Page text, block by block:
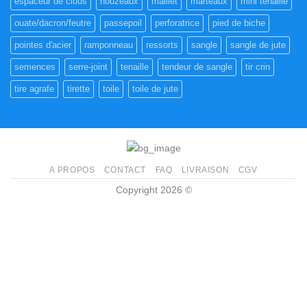
ouate/dacron/feutre passepoil perforatrice pied de biche
pointes d'acier ramponneau ressorts sangle sangle de jute
semences serre-joint tenaille tendeur de sangle tir crin
tire agrafe tirette toile toile de jute
A PROPOS CONTACT FAQ LIVRAISON CGV
Copyright 2026 ©